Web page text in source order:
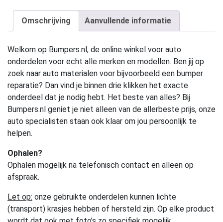
Omschrijving Aanvullende informatie
Welkom op Bumpers.nl, de online winkel voor auto
onderdelen voor echt alle merken en modellen. Ben jij op
zoek naar auto materialen voor bijvoorbeeld een bumper
reparatie? Dan vind je binnen drie klikken het exacte
onderdeel dat je nodig hebt. Het beste van alles? Bij
Bumpers.nl geniet je niet alleen van de allerbeste prijs, onze
auto specialisten staan ook klaar om jou persoonlijk te
helpen.
Ophalen?
Ophalen mogelijk na telefonisch contact en alleen op
afspraak.
Let op: onze gebruikte onderdelen kunnen lichte
(transport) krasjes hebben of hersteld zijn. Op elke product